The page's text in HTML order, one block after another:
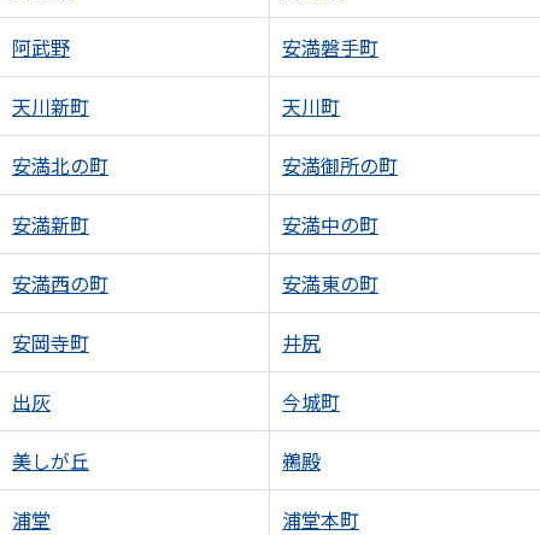
阿武野 安満磐手町
天川新町 天川町
安満北の町 安満御所の町
安満新町 安満中の町
安満西の町 安満東の町
安岡寺町 井尻
出灰 今城町
美しが丘 鵜殿
浦堂 浦堂本町